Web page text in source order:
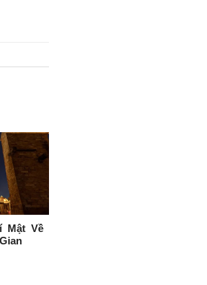
Mật Về